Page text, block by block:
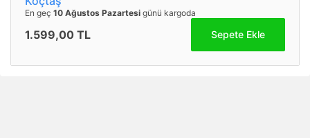
En geç 10 Ağustos Pazartesi günü kargoda
1.599,00 TL Sepete Ekle